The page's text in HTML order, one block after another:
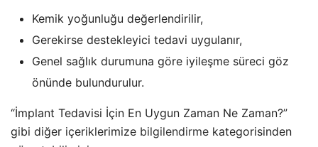
Kemik yoğunluğu değerlendirilir,
Gerekirse destekleyici tedavi uygulanır,
Genel sağlık durumuna göre iyileşme süreci göz
önünde bulundurulur.
“İmplant Tedavisi İçin En Uygun Zaman Ne Zaman?”
gibi diğer içeriklerimize bilgilendirme kategorisinden